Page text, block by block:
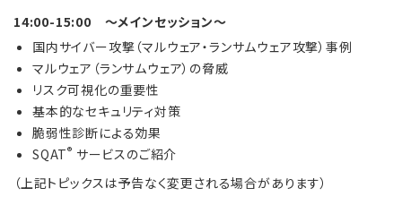
14:00-15:00 ～メインセッション～
国内サイバー攻撃（マルウェア・ランサムウェア攻撃）事例
マルウェア（ランサムウェア）の脅威
リスク可視化の重要性
基本的なセキュリティ対策
脆弱性診断による効果
SQAT® サービスのご紹介
（上記トピックスは予告なく変更される場合があります）